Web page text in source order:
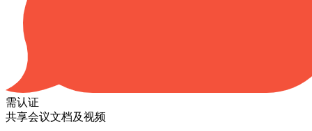
需认证
共享会议文档及视频